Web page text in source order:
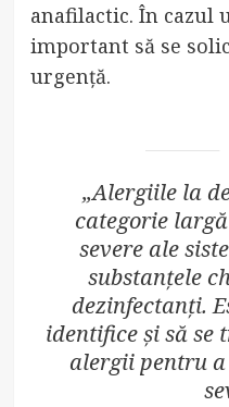
anafilactic. În cazul
important să se
urgență.
„Alergiile la
categorie
severe ale
substanțele
dezinfectanți.
identifice și să se
alergii pentru